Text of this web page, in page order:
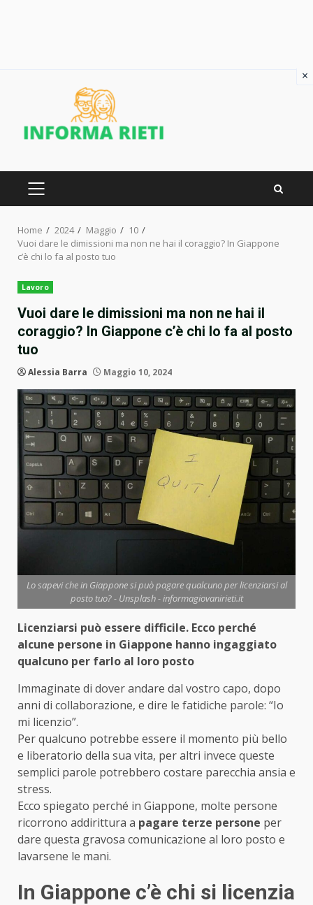
PRIMARY
Home 2024 Maggio
10
Vuoi dare le dimissioni ma non ne hai il coraggio? In Giappone
c’è chi lo fa al posto tuo
Lavoro
Vuoi dare le dimissioni ma non ne hai il
coraggio? In Giappone c’è chi lo fa al posto
tuo
Alessia Barra Maggio 10, 2024
Lo sapevi che in Giappone si può pagare qualcuno per licenziarsi al
posto tuo? - Unsplash - informagiovanirieti.it
Licenziarsi può essere difficile. Ecco perché
alcune persone in Giappone hanno ingaggiato
qualcuno per farlo al loro posto
Immaginate di dover andare dal vostro capo, dopo
anni di collaborazione, e dire le fatidiche parole: “Io
mi licenzio”.
Per qualcuno potrebbe essere il momento più bello
e liberatorio della sua vita, per altri invece queste
semplici parole potrebbero costare parecchia ansia e
stress.
Ecco spiegato perché in Giappone, molte persone
ricorrono addirittura a pagare terze persone per
dare questa gravosa comunicazione al loro posto e
lavarsene le mani.
In Giappone c’è chi si licenzia
×